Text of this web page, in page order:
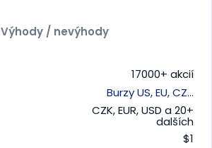
Výhody / nevýhody
17000+ akcií
Burzy US, EU, CZ…
CZK, EUR, USD a 20+
dalších
$1